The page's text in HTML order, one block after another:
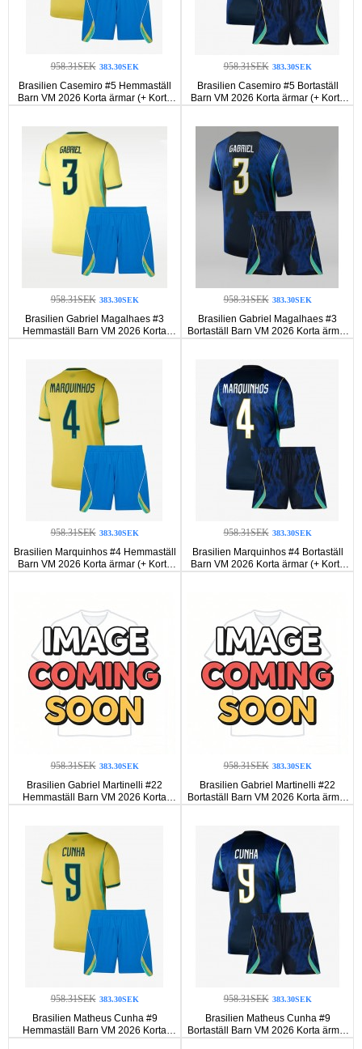
958.31SEK 383.30SEK
Brasilien Casemiro #5 Hemmaställ
Barn VM 2026 Korta ärmar (+ Korta
byxor)
958.31SEK 383.30SEK
Brasilien Casemiro #5 Bortaställ
Barn VM 2026 Korta ärmar (+ Korta
byxor)
958.31SEK 383.30SEK
Brasilien Gabriel Magalhaes #3
Hemmaställ Barn VM 2026 Korta
ärmar (+ Korta byxor)
958.31SEK 383.30SEK
Brasilien Gabriel Magalhaes #3
Bortaställ Barn VM 2026 Korta ärmar
(+ Korta byxor)
958.31SEK 383.30SEK
Brasilien Marquinhos #4 Hemmaställ
Barn VM 2026 Korta ärmar (+ Korta
byxor)
958.31SEK 383.30SEK
Brasilien Marquinhos #4 Bortaställ
Barn VM 2026 Korta ärmar (+ Korta
byxor)
958.31SEK 383.30SEK
Brasilien Gabriel Martinelli #22
Hemmaställ Barn VM 2026 Korta
ärmar (+ Korta byxor)
958.31SEK 383.30SEK
Brasilien Gabriel Martinelli #22
Bortaställ Barn VM 2026 Korta ärmar
(+ Korta byxor)
958.31SEK 383.30SEK
Brasilien Matheus Cunha #9
Hemmaställ Barn VM 2026 Korta
ärmar (+ Korta byxor)
958.31SEK 383.30SEK
Brasilien Matheus Cunha #9
Bortaställ Barn VM 2026 Korta ärmar
(+ Korta byxor)